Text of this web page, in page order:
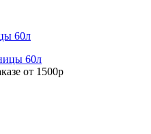
60л
от 1500р